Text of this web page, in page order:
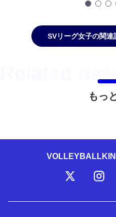
SVリーグ女子の関連
もっ